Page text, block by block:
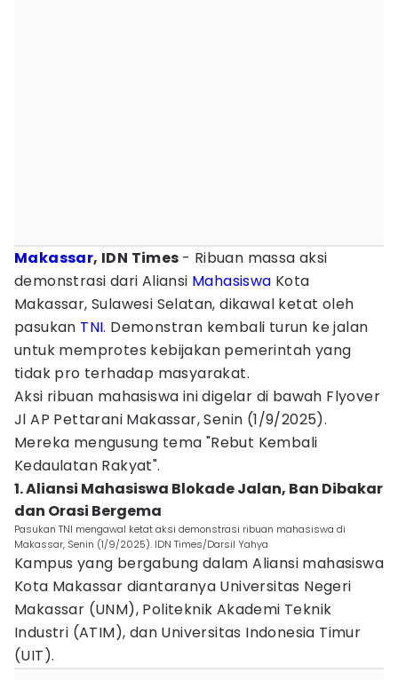
Makassar, IDN Times - Ribuan massa aksi
demonstrasi dari Aliansi Mahasiswa Kota
Makassar, Sulawesi Selatan, dikawal ketat oleh
pasukan TNI. Demonstran kembali turun ke jalan
untuk memprotes kebijakan pemerintah yang
tidak pro terhadap masyarakat.
Aksi ribuan mahasiswa ini digelar di bawah Flyover
Jl AP Pettarani Makassar, Senin (1/9/2025).
Mereka mengusung tema "Rebut Kembali
Kedaulatan Rakyat".
1. Aliansi Mahasiswa Blokade Jalan, Ban Dibakar
dan Orasi Bergema
Pasukan TNI mengawal ketat aksi demonstrasi ribuan mahasiswa di
Makassar, Senin (1/9/2025). IDN Times/Darsil Yahya
Kampus yang bergabung dalam Aliansi mahasiswa
Kota Makassar diantaranya Universitas Negeri
Makassar (UNM), Politeknik Akademi Teknik
Industri (ATIM), dan Universitas Indonesia Timur
(UIT).